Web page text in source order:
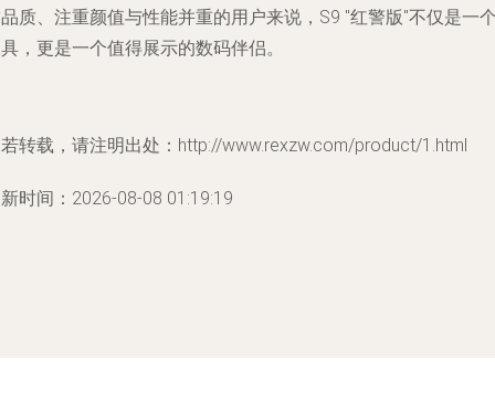
质、注重颜值与性能并重的用户来说，S9 "红警版"不仅是一
，更是一个值得展示的数码伴侣。
转载，请注明出处：http://www.rexzw.com/product/1.html
时间：2026-08-08 01:19:19